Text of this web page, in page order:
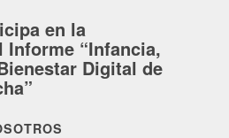
en la
Informe “Infancia,
Digital de